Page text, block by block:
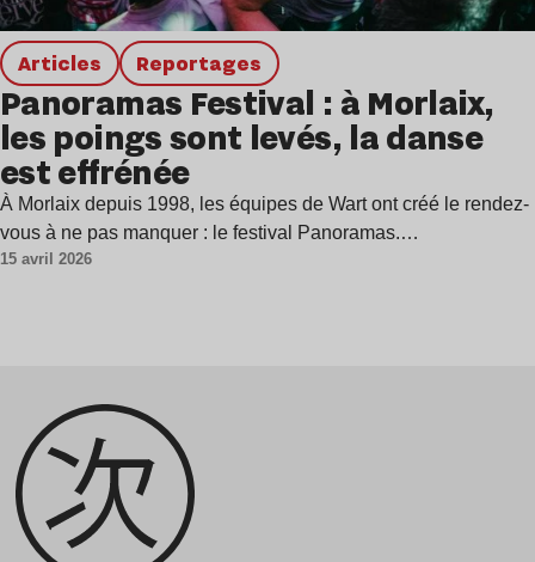
Articles Reportages
Panoramas Festival : à Morlaix,
les poings sont levés, la danse
est effrénée
À Morlaix depuis 1998, les équipes de Wart ont créé le rendez-
vous à ne pas manquer : le festival Panoramas.…
15 avril 2026